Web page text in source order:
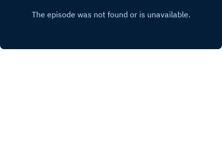
que pour ses nombreux succès en solo et au